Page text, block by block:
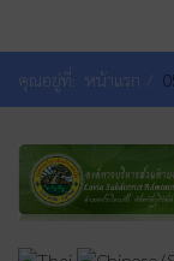
คุณอยู่ที่: หน้าแรก